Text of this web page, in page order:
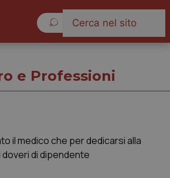
e Professioni